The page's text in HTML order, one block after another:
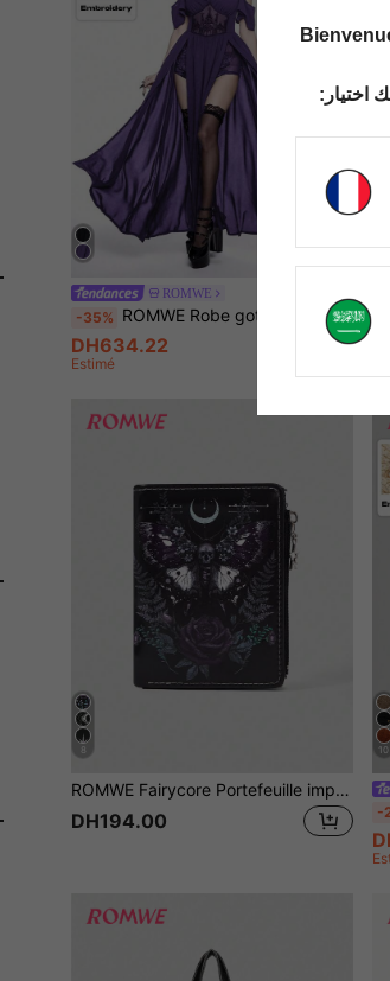
ROMWE
-35% ROMWE Robe gothique style broderie ajourée décolleté plongeant épaules dénudées et fente haute pour femme
DH634.22
Estimé
8
ROMWE Fairycore Portefeuille imprimé de crâne de papillon gothique avec fermeture éclair en forme d'étoile, portefeuille à double pli pour les amateurs du style Dark Academy
DH194.00
10
-
اختيار: